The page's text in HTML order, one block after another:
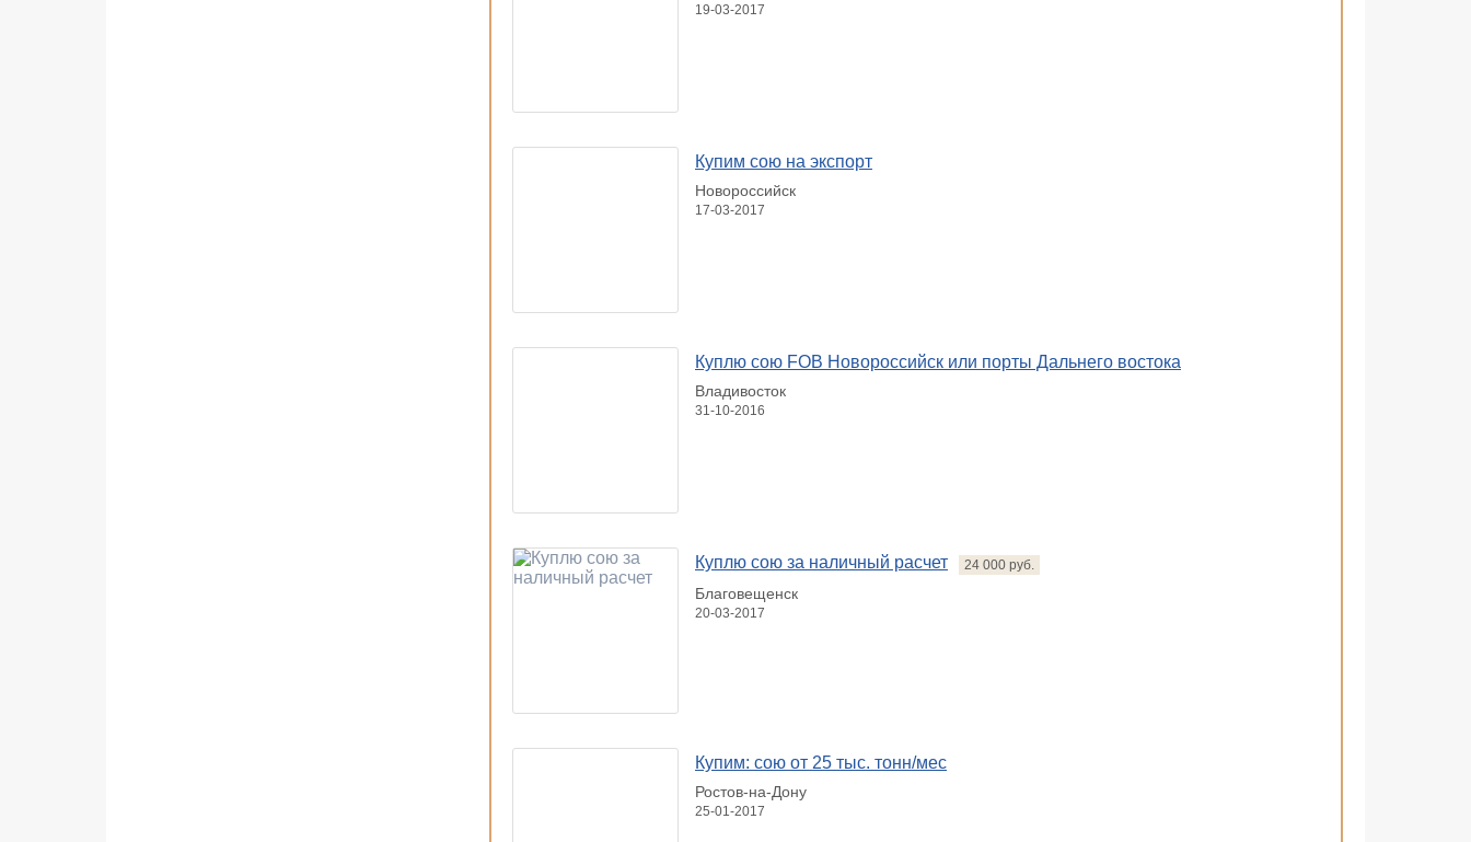
19-03-2017
Купим сою на экспорт
Новороссийск
17-03-2017
Куплю сою FOB Новороссийск или порты Дальнего востока
Владивосток
31-10-2016
Куплю сою за наличный расчет 24 000 руб.
Благовещенск
20-03-2017
Купим: сою от 25 тыс. тонн/мес
Ростов-на-Дону
25-01-2017